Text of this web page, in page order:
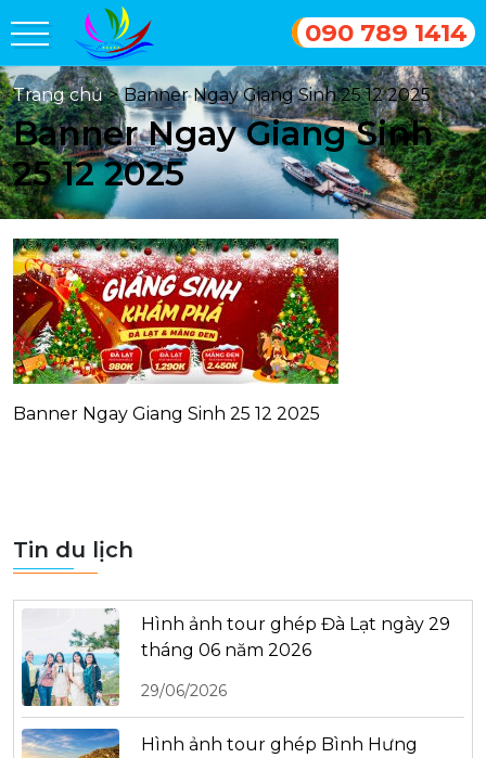
090 789 1414
Trang chủ > Banner Ngay Giang Sinh 25 12 2025
Banner Ngay Giang Sinh
25 12 2025
Banner Ngay Giang Sinh 25 12 2025
Tin du lịch
Hình ảnh tour ghép Đà Lạt ngày 29
tháng 06 năm 2026
29/06/2026
Hình ảnh tour ghép Bình Hưng